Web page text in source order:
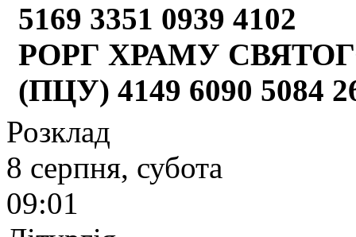
5169 3351 0939 4102
РОРГ ХРАМУ
(ПЦУ) 4149 6090 5084
Розклад
8 серпня, субота
09:01